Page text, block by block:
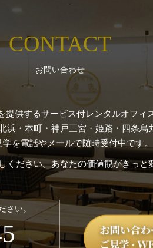
CONTACT
お問い合わせ
提供するサービス付レンタルオフィ
・本町・神戸三宮・姫路・四条烏
を電話やメールで随時受付中です。
ください。あなたの価値観がきっと
さい。